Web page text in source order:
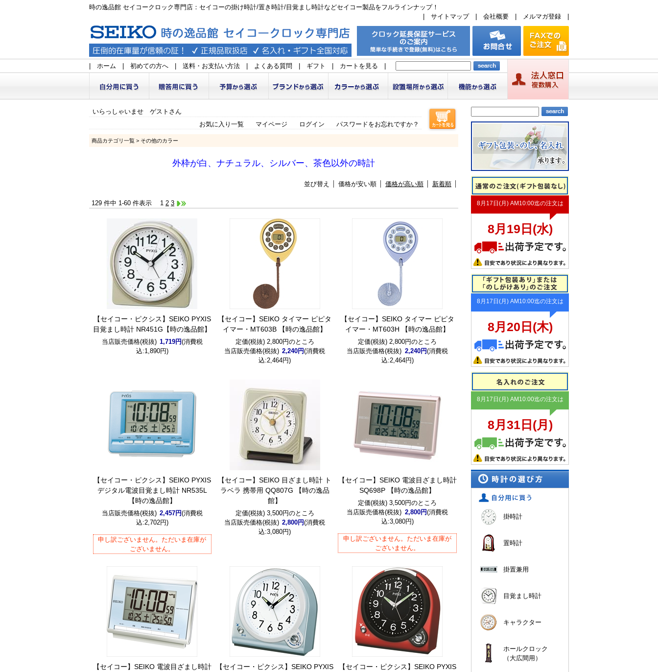
時の逸品館 セイコークロック専門店：セイコーの掛け時計/置き時計/目覚まし時計などセイコー製品をフルラインナップ！
サイトマップ| 会社概要 メルマガ登録
ホーム 初めての方へ 送料・お支払い方法 よくある質問 ギフト カートを見る
いらっしゃいませ ゲストさん
お気に入り一覧
マイページ ログイン パスワードをお忘れですか？
商品カテゴリ一覧 > その他のカラー
外枠が白、ナチュラル、シルバー、茶色以外の時計
並び替え 価格が安い順 価格が高い順 新着順
129 件中 1-60 件表示 1 2 3
【セイコー・ピクシス】SEIKO PYXIS
目覚まし時計 NR451G【時の逸品館】
当店販売価格(税抜) 1,719円(消費税
込:1,890円)
【セイコー】SEIKO タイマー ピピタ
イマー・MT603B 【時の逸品館】
定価(税抜) 2,800円のところ
当店販売価格(税抜) 2,240円(消費税
込:2,464円)
【セイコー】SEIKO タイマー ピピタ
イマー・MT603H 【時の逸品館】
定価(税抜) 2,800円のところ
当店販売価格(税抜) 2,240円(消費税
込:2,464円)
【セイコー・ピクシス】SEIKO PYXIS
デジタル電波目覚まし時計 NR535L
【時の逸品館】
当店販売価格(税抜) 2,457円(消費税
込:2,702円)
申し訳ございません。ただいま在庫が
ございません。
【セイコー】SEIKO 目ざまし時計 ト
ラベラ 携帯用 QQ807G 【時の逸品
館】
定価(税抜) 3,500円のところ
当店販売価格(税抜) 2,800円(消費税
込:3,080円)
【セイコー】SEIKO 電波目ざまし時計
SQ698P 【時の逸品館】
定価(税抜) 3,500円のところ
当店販売価格(税抜) 2,800円(消費税
込:3,080円)
申し訳ございません。ただいま在庫が
ございません。
【セイコー】SEIKO 電波目ざまし時計
【セイコー・ピクシス】SEIKO PYXIS
【セイコー・ピクシス】SEIKO PYXIS
掛時計
置時計
掛置兼用
目覚まし時計
キャラクター
ホールクロック
（大広間用）